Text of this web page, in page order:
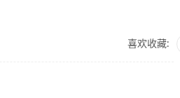
喜欢收藏: